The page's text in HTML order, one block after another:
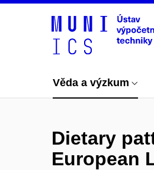
Věda a výzkum
Dietary
European